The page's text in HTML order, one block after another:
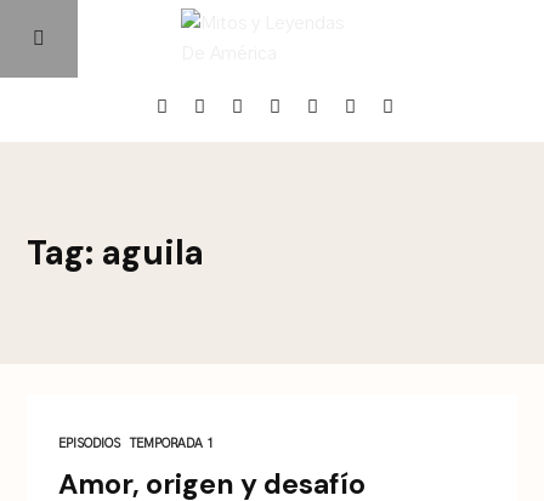
Episodios
Tag: aguila
EPISODIOS TEMPORADA 1
Amor, origen y desafío